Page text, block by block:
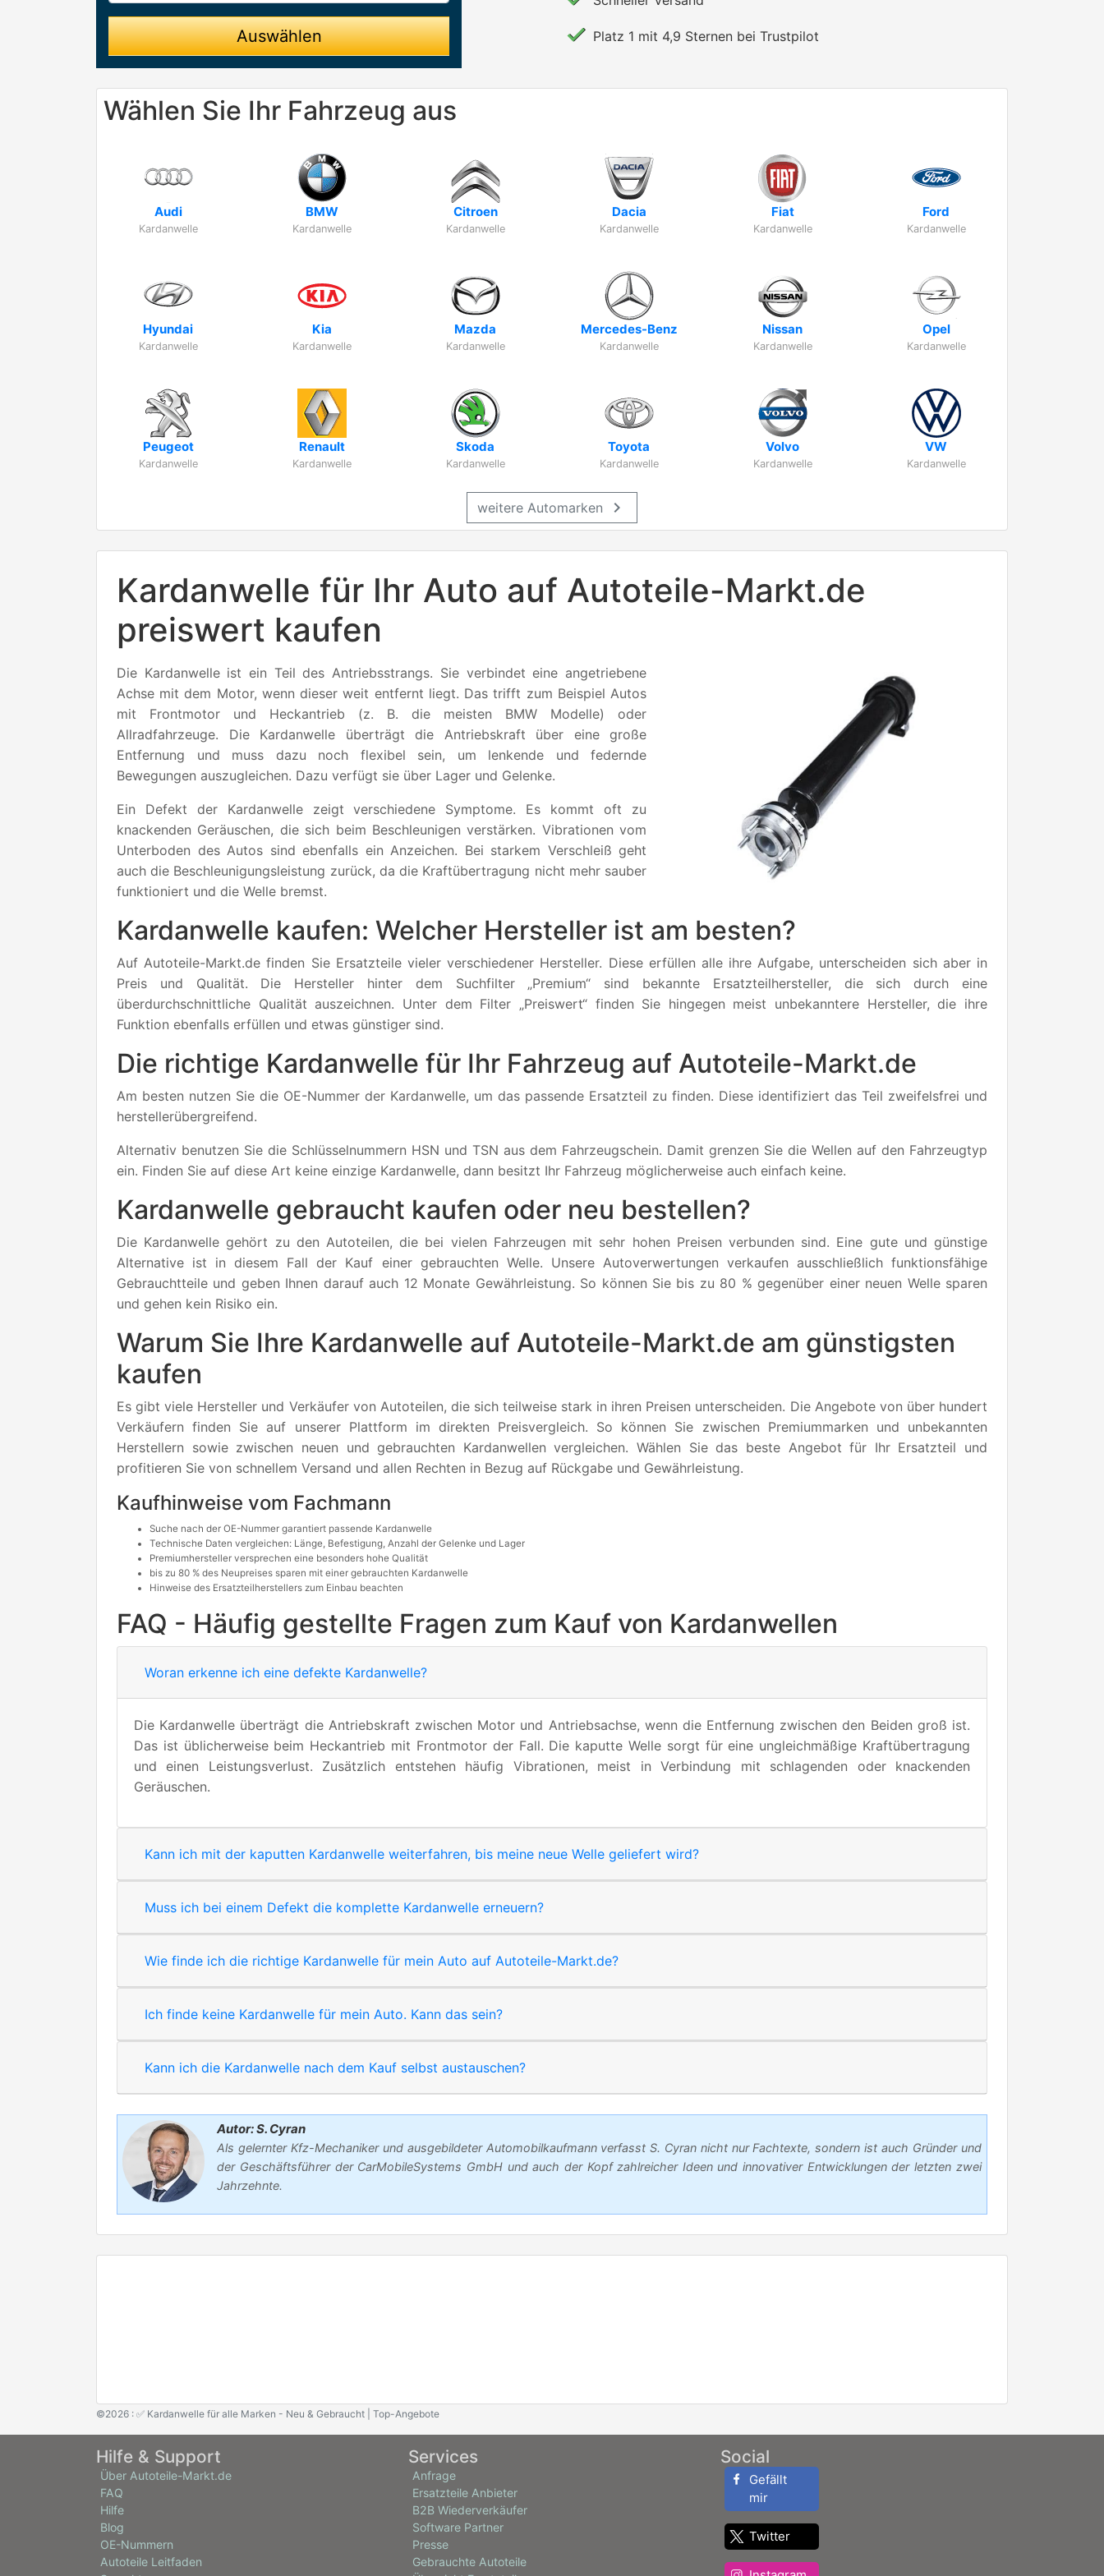
Auswählen Platz 1 mit 4,9 Sternen bei Trustpilot
Wählen Sie Ihr Fahrzeug aus
Audi
Kardanwelle
BMW
Kardanwelle
Citroen
Kardanwelle
Dacia
Kardanwelle
Fiat
Kardanwelle
Ford
Kardanwelle
Hyundai
Kardanwelle
Kia
Kardanwelle
Mazda
Kardanwelle
Mercedes-Benz
Kardanwelle
Nissan
Kardanwelle
Opel
Kardanwelle
Peugeot
Kardanwelle
Renault
Kardanwelle
Skoda
Kardanwelle
Toyota
Kardanwelle
Volvo
Kardanwelle
VW
Kardanwelle
weitere Automarken chevron_right
Kardanwelle für Ihr Auto auf Autoteile-Markt.de
preiswert kaufen
Die Kardanwelle ist ein Teil des Antriebsstrangs. Sie verbindet eine angetriebene
Achse mit dem Motor, wenn dieser weit entfernt liegt. Das trifft zum Beispiel Autos
mit Frontmotor und Heckantrieb (z. B. die meisten BMW Modelle) oder
Allradfahrzeuge. Die Kardanwelle überträgt die Antriebskraft über eine große
Entfernung und muss dazu noch flexibel sein, um lenkende und federnde
Bewegungen auszugleichen. Dazu verfügt sie über Lager und Gelenke.
Ein Defekt der Kardanwelle zeigt verschiedene Symptome. Es kommt oft zu
knackenden Geräuschen, die sich beim Beschleunigen verstärken. Vibrationen vom
Unterboden des Autos sind ebenfalls ein Anzeichen. Bei starkem Verschleiß geht
auch die Beschleunigungsleistung zurück, da die Kraftübertragung nicht mehr sauber
funktioniert und die Welle bremst.
Kardanwelle kaufen: Welcher Hersteller ist am besten?
Auf Autoteile-Markt.de finden Sie Ersatzteile vieler verschiedener Hersteller. Diese erfüllen alle ihre Aufgabe, unterscheiden sich aber in
Preis und Qualität. Die Hersteller hinter dem Suchfilter „Premium“ sind bekannte Ersatzteilhersteller, die sich durch eine
überdurchschnittliche Qualität auszeichnen. Unter dem Filter „Preiswert“ finden Sie hingegen meist unbekanntere Hersteller, die ihre
Funktion ebenfalls erfüllen und etwas günstiger sind.
Die richtige Kardanwelle für Ihr Fahrzeug auf Autoteile-Markt.de
Am besten nutzen Sie die OE-Nummer der Kardanwelle, um das passende Ersatzteil zu finden. Diese identifiziert das Teil zweifelsfrei und
herstellerübergreifend.
Alternativ benutzen Sie die Schlüsselnummern HSN und TSN aus dem Fahrzeugschein. Damit grenzen Sie die Wellen auf den Fahrzeugtyp
ein. Finden Sie auf diese Art keine einzige Kardanwelle, dann besitzt Ihr Fahrzeug möglicherweise auch einfach keine.
Kardanwelle gebraucht kaufen oder neu bestellen?
Die Kardanwelle gehört zu den Autoteilen, die bei vielen Fahrzeugen mit sehr hohen Preisen verbunden sind. Eine gute und günstige
Alternative ist in diesem Fall der Kauf einer gebrauchten Welle. Unsere Autoverwertungen verkaufen ausschließlich funktionsfähige
Gebrauchtteile und geben Ihnen darauf auch 12 Monate Gewährleistung. So können Sie bis zu 80 % gegenüber einer neuen Welle sparen
und gehen kein Risiko ein.
Warum Sie Ihre Kardanwelle auf Autoteile-Markt.de am günstigsten
kaufen
Es gibt viele Hersteller und Verkäufer von Autoteilen, die sich teilweise stark in ihren Preisen unterscheiden. Die Angebote von über hundert
Verkäufern finden Sie auf unserer Plattform im direkten Preisvergleich. So können Sie zwischen Premiummarken und unbekannten
Herstellern sowie zwischen neuen und gebrauchten Kardanwellen vergleichen. Wählen Sie das beste Angebot für Ihr Ersatzteil und
profitieren Sie von schnellem Versand und allen Rechten in Bezug auf Rückgabe und Gewährleistung.
Kaufhinweise vom Fachmann
Suche nach der OE-Nummer garantiert passende Kardanwelle
Technische Daten vergleichen: Länge, Befestigung, Anzahl der Gelenke und Lager
Premiumhersteller versprechen eine besonders hohe Qualität
bis zu 80 % des Neupreises sparen mit einer gebrauchten Kardanwelle
Hinweise des Ersatzteilherstellers zum Einbau beachten
FAQ - Häufig gestellte Fragen zum Kauf von Kardanwellen
Woran erkenne ich eine defekte Kardanwelle?
Die Kardanwelle überträgt die Antriebskraft zwischen Motor und Antriebsachse, wenn die Entfernung zwischen den Beiden groß ist.
Das ist üblicherweise beim Heckantrieb mit Frontmotor der Fall. Die kaputte Welle sorgt für eine ungleichmäßige Kraftübertragung
und einen Leistungsverlust. Zusätzlich entstehen häufig Vibrationen, meist in Verbindung mit schlagenden oder knackenden
Geräuschen.
Kann ich mit der kaputten Kardanwelle weiterfahren, bis meine neue Welle geliefert wird?
Muss ich bei einem Defekt die komplette Kardanwelle erneuern?
Wie finde ich die richtige Kardanwelle für mein Auto auf Autoteile-Markt.de?
Ich finde keine Kardanwelle für mein Auto. Kann das sein?
Kann ich die Kardanwelle nach dem Kauf selbst austauschen?
Autor: S. Cyran
Als gelernter Kfz-Mechaniker und ausgebildeter Automobilkaufmann verfasst S. Cyran nicht nur Fachtexte, sondern ist auch Gründer und
der Geschäftsführer der CarMobileSystems GmbH und auch der Kopf zahlreicher Ideen und innovativer Entwicklungen der letzten zwei
Jahrzehnte.
©2026 : ✅ Kardanwelle für alle Marken - Neu & Gebraucht | Top-Angebote
Hilfe & Support
Über Autoteile-Markt.de
FAQ
Hilfe
Blog
OE-Nummern
Autoteile Leitfaden
Services
Anfrage
Ersatzteile Anbieter
B2B Wiederverkäufer
Software Partner
Presse
Gebrauchte Autoteile
Social
Gefällt
mir
Twitter